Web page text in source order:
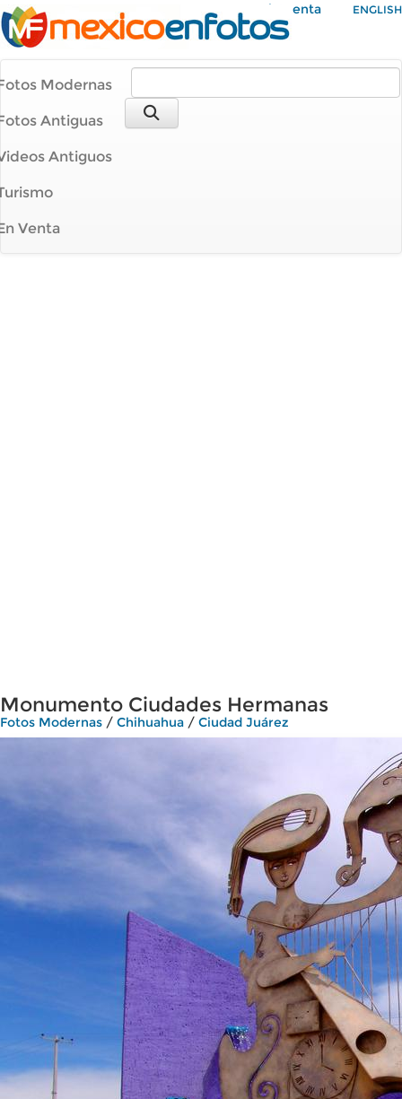
Mi Cuenta ENGLISH
Modernas
Antiguas
Antiguos
Venta
Monumento Ciudades Hermanas
Fotos Modernas / Chihuahua / Ciudad Juárez